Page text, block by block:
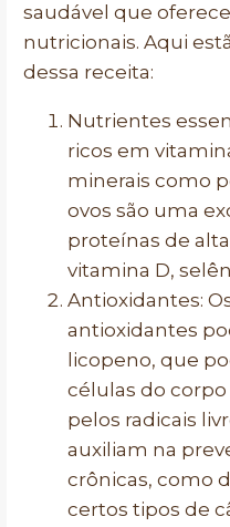
saudável que
nutricionais. Aqui
dessa receita:
Nutrientes
ricos em
minerais como
ovos são uma
proteínas de
vitamina D,
Antioxidantes:
antioxidantes
licopeno, que
células do
pelos radicais
auxiliam na
crônicas, como
certos tipos de